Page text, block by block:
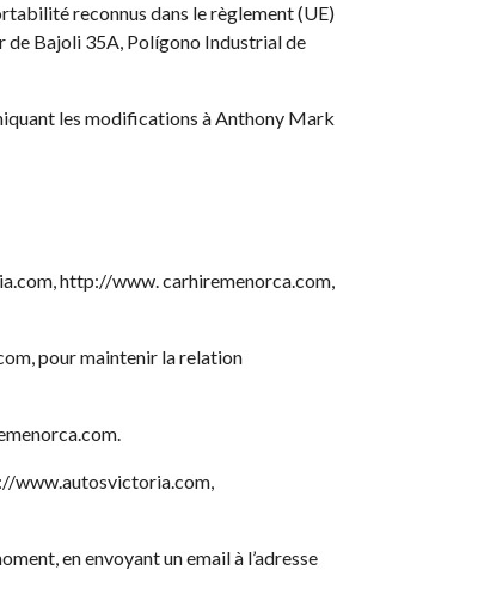
reconnus dans le règlement (UE)
de Bajoli 35A, Polígono Industrial de
les modifications à Anthony Mark
http://www. carhiremenorca.com,
pour maintenir la relation
www.autosvictoria.com,
en envoyant un email à l’adresse